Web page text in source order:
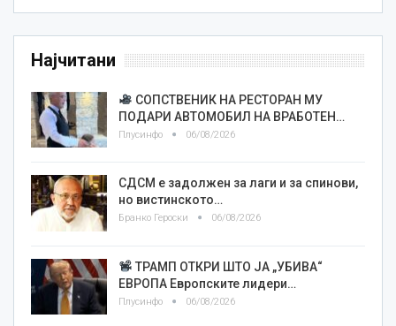
Најчитани
СОПСТВЕНИК НА РЕСТОРАН МУ
ПОДАРИ АВТОМОБИЛ НА ВРАБОТЕН…
Плусинфо 06/08/2026
СДСМ е задолжен за лаги и за спинови,
но вистинското…
Бранко Героски 06/08/2026
ТРАМП ОТКРИ ШТО ЈА „УБИВА“
ЕВРОПА Европските лидери…
Плусинфо 06/08/2026